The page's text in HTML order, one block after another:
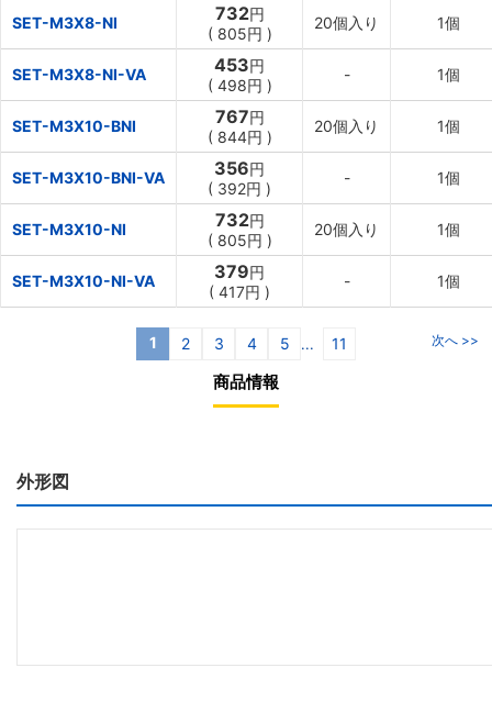
SET-M3X8-NI 732円
( 805円 )
20個入り 1個
SET-M3X8-NI-VA 453円
( 498円 )
- 1個
SET-M3X10-BNI 767円
( 844円 )
20個入り 1個
SET-M3X10-BNI-VA 356円
( 392円 )
- 1個
SET-M3X10-NI 732円
( 805円 )
20個入り 1個
SET-M3X10-NI-VA 379円
( 417円 )
- 1個
1 2 3 4 5 ... 11 次へ >>
商品情報
外形図